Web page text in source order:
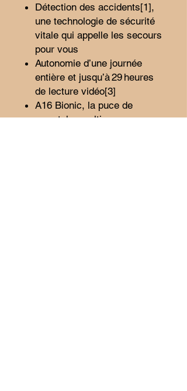
Détection des accidents[1],
une technologie de sécurité
vitale qui appelle les secours
pour vous
Autonomie d’une journée
entière et jusqu’à 29 heures
de lecture vidéo[3]
A16 Bionic, la puce de
smartphone ultime.